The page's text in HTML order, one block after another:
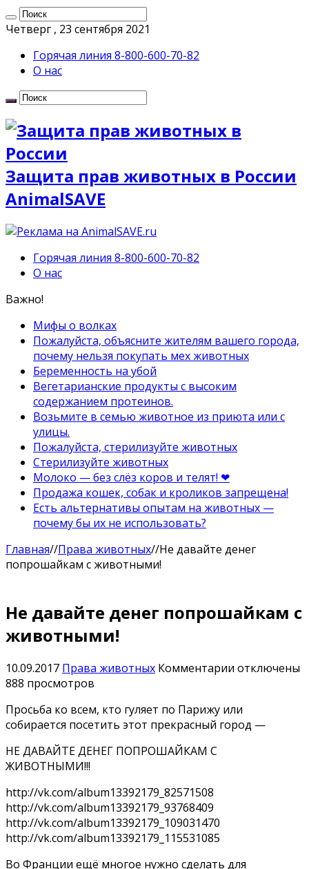
Четверг , 23 сентября 2021
Горячая линия 8-800-600-70-82
О нас
Защита прав животных в России
AnimalSAVE
Горячая линия 8-800-600-70-82
О нас
Важно!
Мифы о волках
Пожалуйста, объясните жителям вашего города,
почему нельзя покупать мех животных
Беременность на убой
Вегетарианские продукты с высоким
содержанием протеинов.
Возьмите в семью животное из приюта или с
улицы.
Пожалуйста, стерилизуйте животных
Стерилизуйте животных
Молоко — без слёз коров и телят! ❤
Продажа кошек, собак и кроликов запрещена!
Есть альтернативы опытам на животных —
почему бы их не использовать?
Главная//Права животных//Не давайте денег
попрошайкам с животными!
Не давайте денег попрошайкам с
животными!
10.09.2017 Права животных Комментарии к
давайте
денег
отключены
888 просмотров
Просьба ко всем, кто гуляет по Парижу или
собирается посетить этот прекрасный город —
НЕ ДАВАЙТЕ ДЕНЕГ ПОПРОШАЙКАМ С
ЖИВОТНЫМИ!!!
http://vk.com/album13392179_82571508
http://vk.com/album13392179_93768409
http://vk.com/album13392179_109031470
http://vk.com/album13392179_115531085
Во Франции ещё многое нужно сделать для